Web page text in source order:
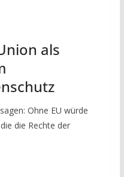
als
Ohne EU würde
die Rechte der